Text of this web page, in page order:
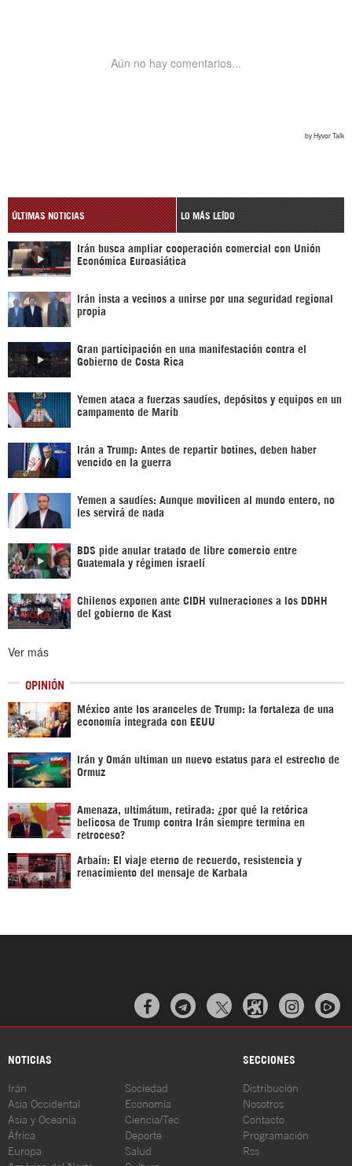
ÚLTIMAS NOTICIAS LO MÁS LEÍDO
Irán busca ampliar cooperación comercial con Unión
Económica Euroasiática
Irán insta a vecinos a unirse por una seguridad regional
propia
Gran participación en una manifestación contra el
Gobierno de Costa Rica
Yemen ataca a fuerzas saudíes, depósitos y equipos en un
campamento de Marib
Irán a Trump: Antes de repartir botines, deben haber
vencido en la guerra
Yemen a saudíes: Aunque movilicen al mundo entero, no
les servirá de nada
BDS pide anular tratado de libre comercio entre
Guatemala y régimen israelí
Chilenos exponen ante CIDH vulneraciones a los DDHH
del gobierno de Kast
Ver más
OPINIÓN
México ante los aranceles de Trump: la fortaleza de una
economía integrada con EEUU
Irán y Omán ultiman un nuevo estatus para el estrecho de
Ormuz
Amenaza, ultimátum, retirada: ¿por qué la retórica
belicosa de Trump contra Irán siempre termina en
retroceso?
Arbaín: El viaje eterno de recuerdo, resistencia y
renacimiento del mensaje de Karbala
  
NOTICIAS SECCIONES
Irán
Asia Occidental
Asia y Oceanía
África
Europa
Sociedad
Economía
Ciencia/Tec
Deporte
Salud
Distribución
Nosotros
Contacto
Programación
Rss